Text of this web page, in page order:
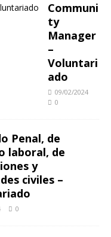
Communi
ty
Manager
–
Voluntari
ado
09/02/2024
0
Penal, de
laboral, de
y
civiles –
0